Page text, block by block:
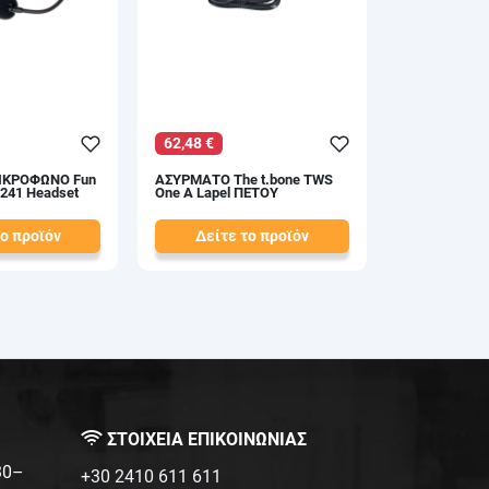
Fun
Headset
προϊόν
62,48 €
ΑΣΥΡΜΑΤΟ The t.bone TWS
One A Lapel ΠΕΤΟΥ
Δείτε το προϊόν
71,00 €
ΣΤΟΙΧΕΙΑ ΕΠΙΚΟΙΝΩΝΙΑΣ
+30 2410 611 611